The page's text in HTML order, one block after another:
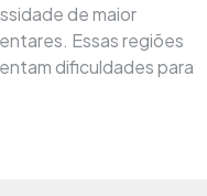
de maior
Essas regiões
dificuldades para